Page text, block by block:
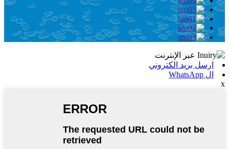
ارسل بريد الكتروني
ال WhatsApp
x